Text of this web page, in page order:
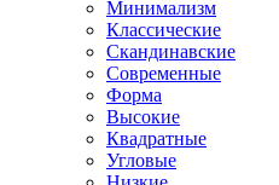
Минимализм
Классические
Скандинавские
Современные
Форма
Высокие
Квадратные
Угловые